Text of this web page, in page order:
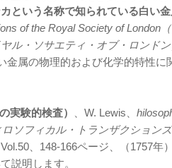
という名称で知られている白い
of the Royal Society of London
ル・ソサエティ・オブ・ロンドン
金属の物理的および化学的特性に
実験的検査） 、W. Lewis、
ソフィカル・トランザクション
Vol.50、148-166ページ、（1757年
説明します。